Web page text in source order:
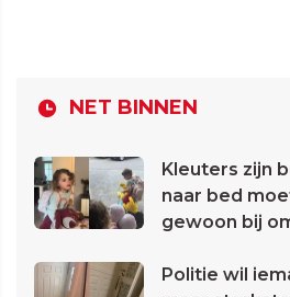
NET BINNEN
Kleuters zijn
naar bed
gewoon bij
Politie wil